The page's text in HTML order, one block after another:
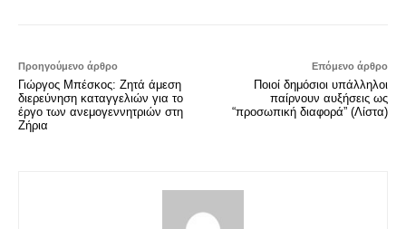
Προηγούμενο άρθρο
Γιώργος Μπέσκος: Ζητά άμεση
διερεύνηση καταγγελιών για το
έργο των ανεμογεννητριών στη
Ζήρια
Επόμενο άρθρο
Ποιοί δημόσιοι υπάλληλοι
παίρνουν αυξήσεις ως
“προσωπική διαφορά” (Λίστα)